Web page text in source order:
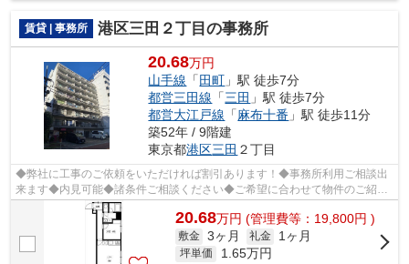
賃貸 | 事務所 港区三田２丁目の事務所
20.68万円
山手線 「 田町 」駅 徒歩7分
都営三田線 「三田 」駅 徒歩7分
都営大江戸線 「麻布十番 」駅 徒歩11分
築52年 / 9階建
東京都港区三田 ２丁目
◆弊社に工事のご依頼をいただければ割引あります！◆事務所利用ご相談出
来ます◆内見可能◆諸条件ご相談ください◆ご希望に合わせて物件のご紹介
可能です◆業種・ご希望条件等お気軽にお問...
20.68万円 (管理費等：19,800円 )
敷金 3ヶ月 礼金 1ヶ月
坪単価 1.65万円